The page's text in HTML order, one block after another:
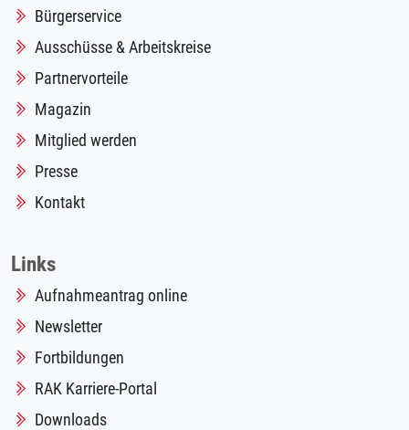
Bürgerservice
Ausschüsse & Arbeitskreise
Partnervorteile
Magazin
Mitglied werden
Presse
Kontakt
Links
Aufnahmeantrag online
Newsletter
Fortbildungen
RAK Karriere-Portal
Downloads